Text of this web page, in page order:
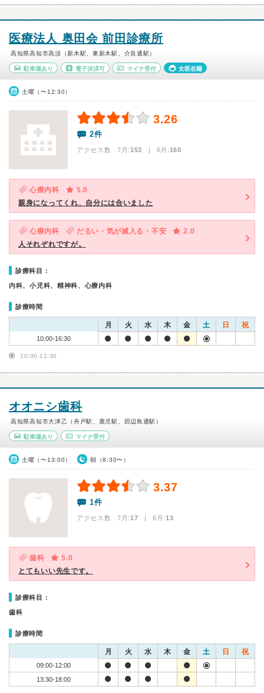
医療法人 奥田会 前田診療所
高知県高知市高須（新木駅、東新木駅、介良通駅）
駐車場あり 電子決済可 マイナ受付 女医在籍
土曜（〜12:30）
3.26
2件
アクセス数 7月:153 | 6月:160
心療内科
5.0
親身になってくれ、自分には合いました
心療内科 だるい・気が滅入る・不安
2.0
人それぞれですが。
診療科目：
内科、小児科、精神科、心療内科
診療時間
月 火 水 木 金 土 日 祝
10:00-16:30
10:00-12:30
オオニシ歯科
高知県高知市大津乙（舟戸駅、鹿児駅、田辺島通駅）
駐車場あり マイナ受付
土曜（〜13:00） 朝（8:30〜）
3.37
1件
アクセス数 7月:17 | 6月:13
歯科
5.0
とてもいい先生です。
診療科目：
歯科
診療時間
月 火 水 木 金 土 日 祝
09:00-12:00
13:30-18:00